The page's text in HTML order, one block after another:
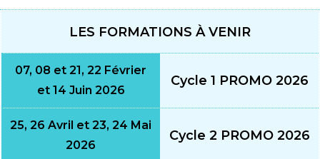
LES FORMATIONS À VENIR
07, 08 et 21, 22 Février
et 14 Juin 2026
Cycle 1 PROMO 2026
25, 26 Avril et 23, 24 Mai
2026
Cycle 2 PROMO 2026